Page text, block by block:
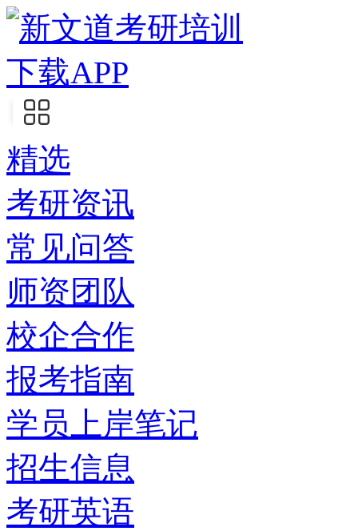
下载APP
精选
考研资讯
常见问答
师资团队
校企合作
报考指南
学员上岸笔记
招生信息
考研英语